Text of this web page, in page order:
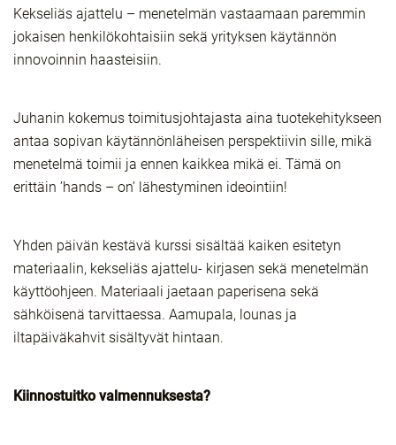
Kekseliäs ajattelu – menetelmän vastaamaan paremmin
jokaisen henkilökohtaisiin sekä yrityksen käytännön
innovoinnin haasteisiin.
Juhanin kokemus toimitusjohtajasta aina tuotekehitykseen
antaa sopivan käytännönläheisen perspektiivin sille, mikä
menetelmä toimii ja ennen kaikkea mikä ei. Tämä on
erittäin ’hands – on’ lähestyminen ideointiin!
Yhden päivän kestävä kurssi sisältää kaiken esitetyn
materiaalin, kekseliäs ajattelu- kirjasen sekä menetelmän
käyttöohjeen. Materiaali jaetaan paperisena sekä
sähköisenä tarvittaessa. Aamupala, lounas ja
iltapäiväkahvit sisältyvät hintaan.
Kiinnostuitko valmennuksesta?